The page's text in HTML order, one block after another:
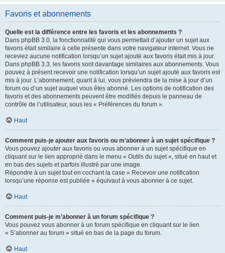
Favoris et abonnements
Quelle est la différence entre les favoris et les abonnements ?
Dans phpBB 3.0, la fonctionnalité qui vous permettait d’ajouter un sujet aux
favoris était similaire à celle présente dans votre navigateur internet. Vous ne
receviez aucune notification lorsqu’un sujet ajouté aux favoris était mis à jour.
Dans phpBB 3.3, les favoris sont davantage similaires aux abonnements. Vous
pouvez à présent recevoir une notification lorsqu’un sujet ajouté aux favoris est
mis à jour. L’abonnement, quant à lui, vous préviendra de la mise à jour d’un
forum ou d’un sujet auquel vous êtes abonné. Les options de notification des
favoris et des abonnements peuvent être modifiés depuis le panneau de
contrôle de l’utilisateur, sous les « Préférences du forum ».
Haut
Comment puis-je ajouter aux favoris ou m’abonner à un sujet spécifique ?
Vous pouvez ajouter aux favoris ou vous abonner à un sujet spécifique en
cliquant sur le lien approprié dans le menu « Outils du sujet », situé en haut et
en bas des sujets et parfois illustré par une image.
Répondre à un sujet tout en cochant la case « Recevoir une notification
lorsqu’une réponse est publiée » équivaut à vous abonner à ce sujet.
Haut
Comment puis-je m’abonner à un forum spécifique ?
Vous pouvez vous abonner à un forum spécifique en cliquant sur le lien
« S’abonner au forum » situé en bas de la page du forum.
Haut